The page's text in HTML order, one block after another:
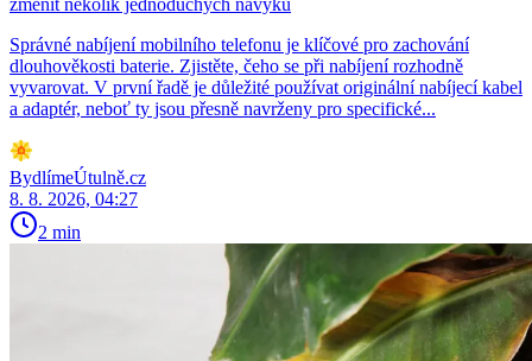
změnit několik jednoduchých návyků
Správné nabíjení mobilního telefonu je klíčové pro zachování
dlouhověkosti baterie. Zjistěte, čeho se při nabíjení rozhodně
vyvarovat. V první řadě je důležité používat originální nabíjecí kabel
a adaptér, neboť ty jsou přesně navrženy pro specifické...
BydlímeÚtulně.cz
8. 8. 2026, 04:27
2 min